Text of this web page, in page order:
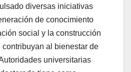
diversas iniciativas
de conocimiento
social y la construcción
al bienestar de
universitarias